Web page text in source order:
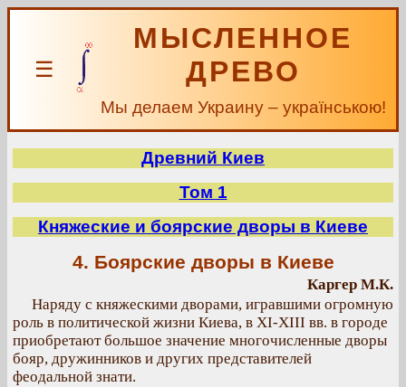
☰
МЫСЛЕННОЕ
ДРЕВО
Мы делаем Украину – українською!
Древний Киев
Том 1
Княжеские и боярские дворы в Киеве
4. Боярские дворы в Киеве
Каргер М.К.
Наряду с княжескими дворами, игравшими огромную
роль в политической жизни Киева, в XI-XIII вв. в городе
приобретают большое значение многочисленные дворы
бояр, дружинников и других представителей
феодальной знати.